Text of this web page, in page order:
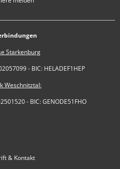
Starkenburg
- BIC: HELADEF1HEP
Weschnitztal:
- BIC: GENODE51FHO
& Kontakt